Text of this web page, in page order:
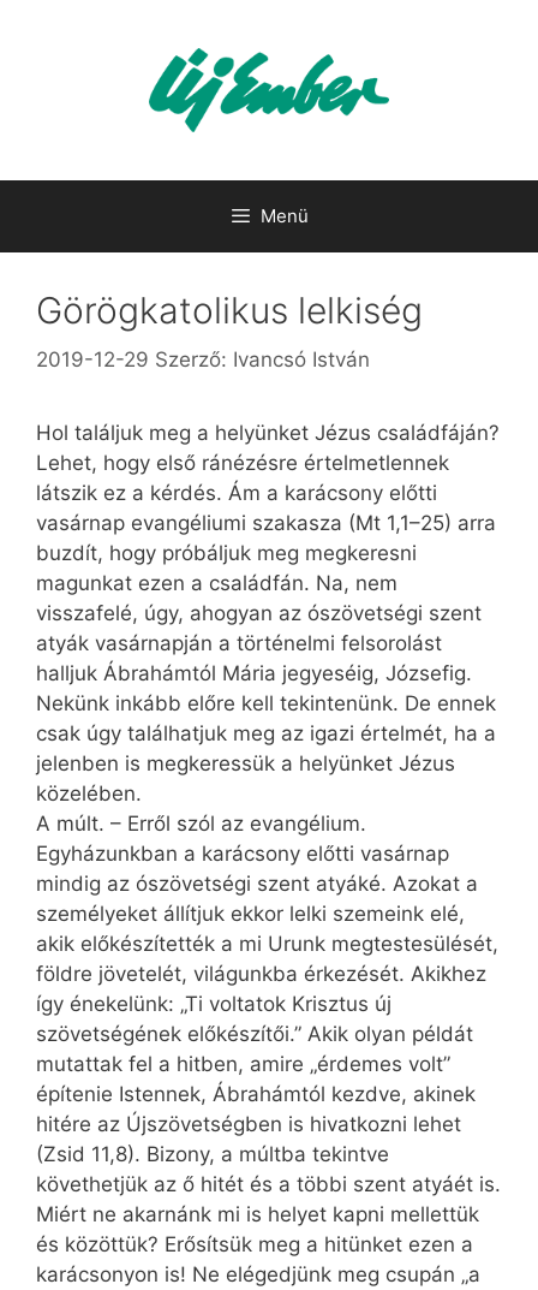
Menü
Görögkatolikus lelkiség
2019-12-29 Szerző: Ivancsó István
Hol találjuk meg a helyünket Jézus családfáján?
Lehet, hogy első ránézésre értelmetlennek
látszik ez a kérdés. Ám a karácsony előtti
vasárnap evangéliumi szakasza (Mt 1,1–25) arra
buzdít, hogy próbáljuk meg megkeresni
magunkat ezen a családfán. Na, nem
visszafelé, úgy, ahogyan az ószövetségi szent
atyák vasárnapján a történelmi felsorolást
halljuk Ábrahámtól Mária jegyeséig, Józsefig.
Nekünk inkább előre kell tekintenünk. De ennek
csak úgy találhatjuk meg az igazi értelmét, ha a
jelenben is megkeressük a helyünket Jézus
közelében.
A múlt. – Erről szól az evangélium.
Egyházunkban a karácsony előtti vasárnap
mindig az ószövetségi szent atyáké. Azokat a
személyeket állítjuk ekkor lelki szemeink elé,
akik előkészítették a mi Urunk megtestesülését,
földre jövetelét, világunkba érkezését. Akikhez
így énekelünk: „Ti voltatok Krisztus új
szövetségének előkészítői.” Akik olyan példát
mutattak fel a hitben, amire „érdemes volt”
építenie Istennek, Ábrahámtól kezdve, akinek
hitére az Újszövetségben is hivatkozni lehet
(Zsid 11,8). Bizony, a múltba tekintve
követhetjük az ő hitét és a többi szent atyáét is.
Miért ne akarnánk mi is helyet kapni mellettük
és közöttük? Erősítsük meg a hitünket ezen a
karácsonyon is! Ne elégedjünk meg csupán „a